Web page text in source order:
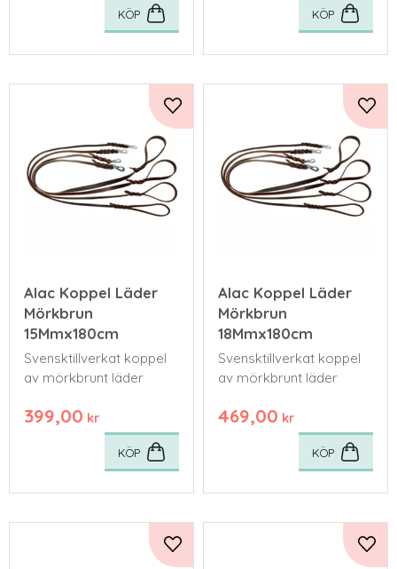
KÖP KÖP
Alac Koppel Läder
Mörkbrun
15Mmx180cm
Svensktillverkat koppel
av mörkbrunt läder
399,00 kr
Lägg till i favoriter
KÖP
Alac Koppel Läder
Mörkbrun
18Mmx180cm
Svensktillverkat koppel
av mörkbrunt läder
469,00 kr
KÖP
Lägg till i favoriter